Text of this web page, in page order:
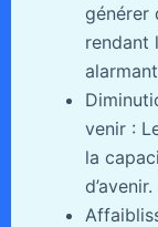
générer
rendant
venir :
la
d’avenir.